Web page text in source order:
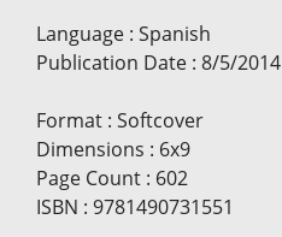
Language : Spanish
Publication Date : 8/5/2014
Format : Softcover
Dimensions : 6x9
Page Count : 602
ISBN : 9781490731551